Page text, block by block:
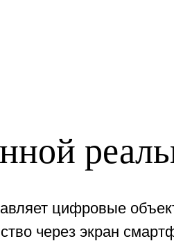
цифровые
через экран